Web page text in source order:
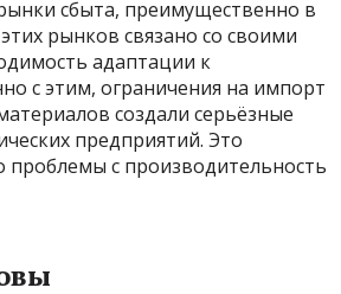
сбыта, преимущественно в
рынков связано со своими
адаптации к
с этим, ограничения на импорт
создали серьёзные
предприятий. Это
проблемы с производительность